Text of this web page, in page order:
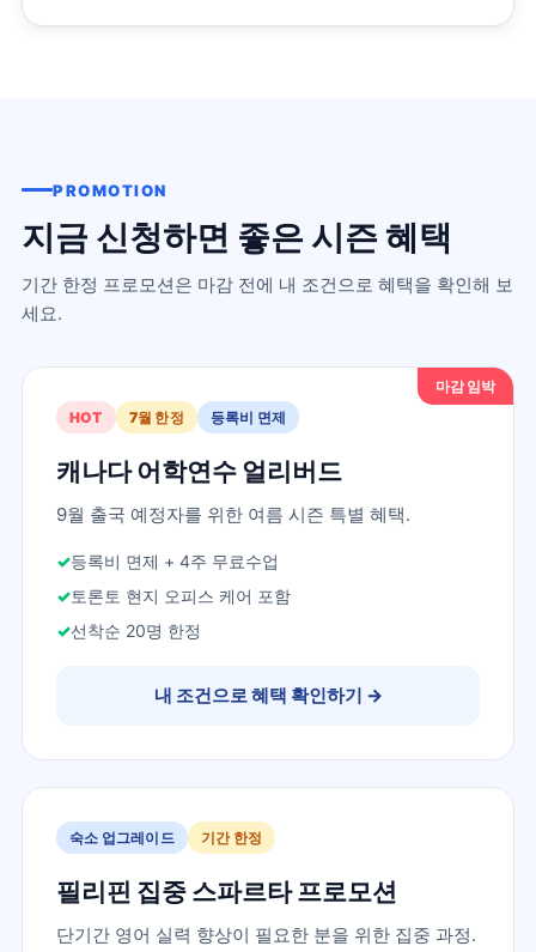
PROMOTION
지금 신청하면 좋은 시즌 혜택
기간 한정 프로모션은 마감 전에 내 조건으로 혜택을 확인해 보
세요.
마감 임박
HOT
7월 한정 등록비 면제
캐나다 어학연수 얼리버드
9월 출국 예정자를 위한 여름 시즌 특별 혜택.
등록비 면제 + 4주 무료수업
토론토 현지 오피스 케어 포함
선착순 20명 한정
내 조건으로 혜택 확인하기 →
숙소 업그레이드 기간 한정
필리핀 집중 스파르타 프로모션
단기간 영어 실력 향상이 필요한 분을 위한 집중 과정.